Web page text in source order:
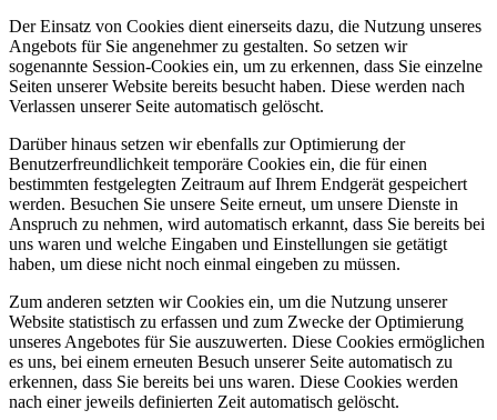
Der Einsatz von Cookies dient einerseits dazu, die Nutzung unseres
Angebots für Sie angenehmer zu gestalten. So setzen wir
sogenannte Session-Cookies ein, um zu erkennen, dass Sie einzelne
Seiten unserer Website bereits besucht haben. Diese werden nach
Verlassen unserer Seite automatisch gelöscht.
Darüber hinaus setzen wir ebenfalls zur Optimierung der
Benutzerfreundlichkeit temporäre Cookies ein, die für einen
bestimmten festgelegten Zeitraum auf Ihrem Endgerät gespeichert
werden. Besuchen Sie unsere Seite erneut, um unsere Dienste in
Anspruch zu nehmen, wird automatisch erkannt, dass Sie bereits bei
uns waren und welche Eingaben und Einstellungen sie getätigt
haben, um diese nicht noch einmal eingeben zu müssen.
Zum anderen setzten wir Cookies ein, um die Nutzung unserer
Website statistisch zu erfassen und zum Zwecke der Optimierung
unseres Angebotes für Sie auszuwerten. Diese Cookies ermöglichen
es uns, bei einem erneuten Besuch unserer Seite automatisch zu
erkennen, dass Sie bereits bei uns waren. Diese Cookies werden
nach einer jeweils definierten Zeit automatisch gelöscht.